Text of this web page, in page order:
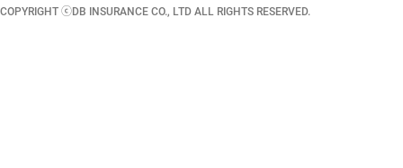
COPYRIGHT ⓒDB INSURANCE CO., LTD ALL RIGHTS RESERVED.